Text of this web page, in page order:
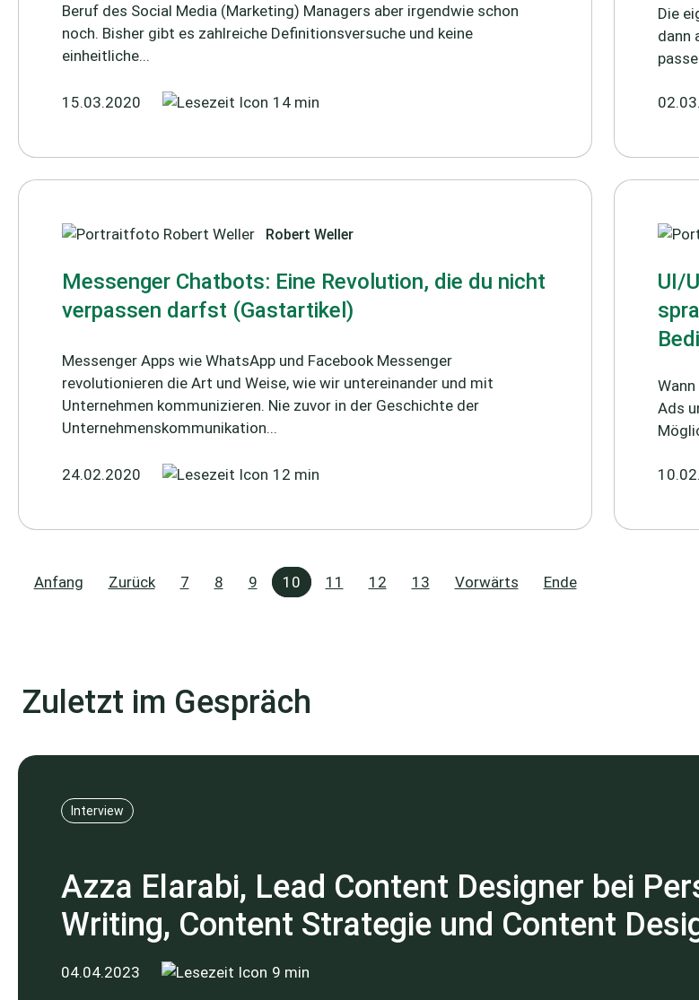
Beruf des Social Media (Marketing) Managers aber irgendwie schon
noch. Bisher gibt es zahlreiche Definitionsversuche und keine
einheitliche...
15.03.2020 14 min
Die
dann
Robert Weller
Messenger Chatbots: Eine Revolution, die du nicht
verpassen darfst (Gastartikel)
Messenger Apps wie WhatsApp und Facebook Messenger
revolutionieren die Art und Weise, wie wir untereinander und mit
Unternehmen kommunizieren. Nie zuvor in der Geschichte der
Unternehmenskommunikation...
24.02.2020 12 min
UI/
Ads
Anfang Zurück 7 8 9 10 11 12 13 Vorwärts Ende
Zuletzt im Gespräch
Interview
Azza Elarabi, Lead Content Designer bei
Writing, Content Strategie und Content
04.04.2023 9 min